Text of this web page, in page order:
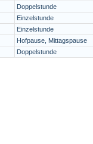
Doppelstunde
Einzelstunde
Einzelstunde
Hofpause, Mittagspause
Doppelstunde